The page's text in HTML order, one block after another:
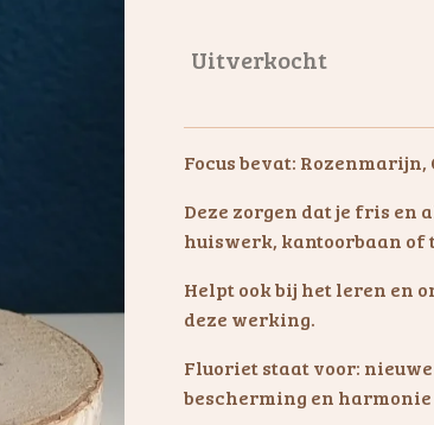
Uitverkocht
Focus bevat: Rozenmarijn,
Deze zorgen dat je fris en
huiswerk, kantoorbaan of
Helpt ook bij het leren en
deze werking.
Fluoriet staat voor:
bescherming en harmonie